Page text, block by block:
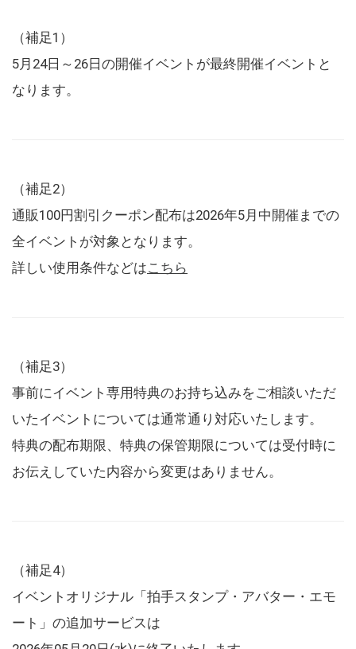
（補足1）
5月24日～26日の開催イベントが最終開催イベントと
なります。
（補足2）
通販100円割引クーポン配布は2026年5月中開催までの
全イベントが対象となります。
詳しい使用条件などはこちら
（補足3）
事前にイベント専用特典のお持ち込みをご相談いただ
いたイベントについては通常通り対応いたします。
特典の配布期限、特典の保管期限については受付時に
お伝えしていた内容から変更はありません。
（補足4）
イベントオリジナル「拍手スタンプ・アバター・エモ
ート」の追加サービスは